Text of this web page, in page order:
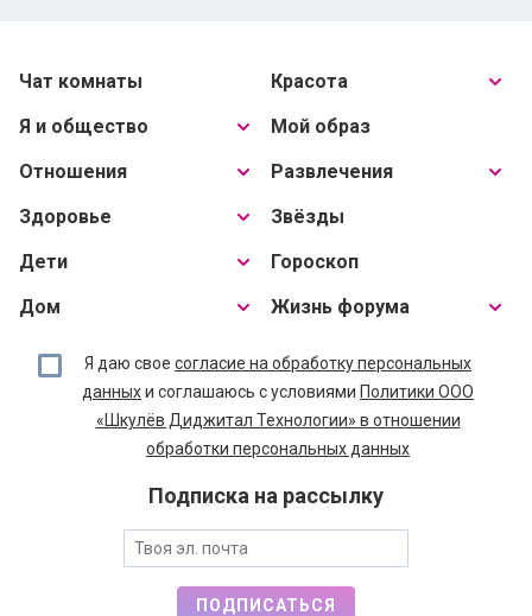
Чат комнаты
Я и общество
Отношения
Здоровье
Дети
Дом
Красота
Мой образ
Развлечения
Звёзды
Гороскоп
Жизнь форума
Я даю свое согласие на обработку персональных
данныхи соглашаюсь с условиями Политики ООО
«Шкулёв Диджитал Технологии» в отношении
обработки персональных данных
Подписка на рассылку
ПОДПИСАТЬСЯ